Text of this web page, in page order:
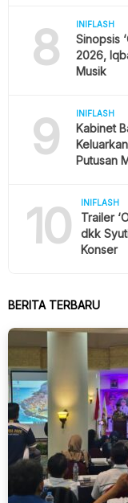
8 INIFLASH
Sinopsis
2026,
Musik
9 INIFLASH
Kabinet
Putusan
10 INIFLASH
Trailer
dkk
Konser
BERITA TERBARU